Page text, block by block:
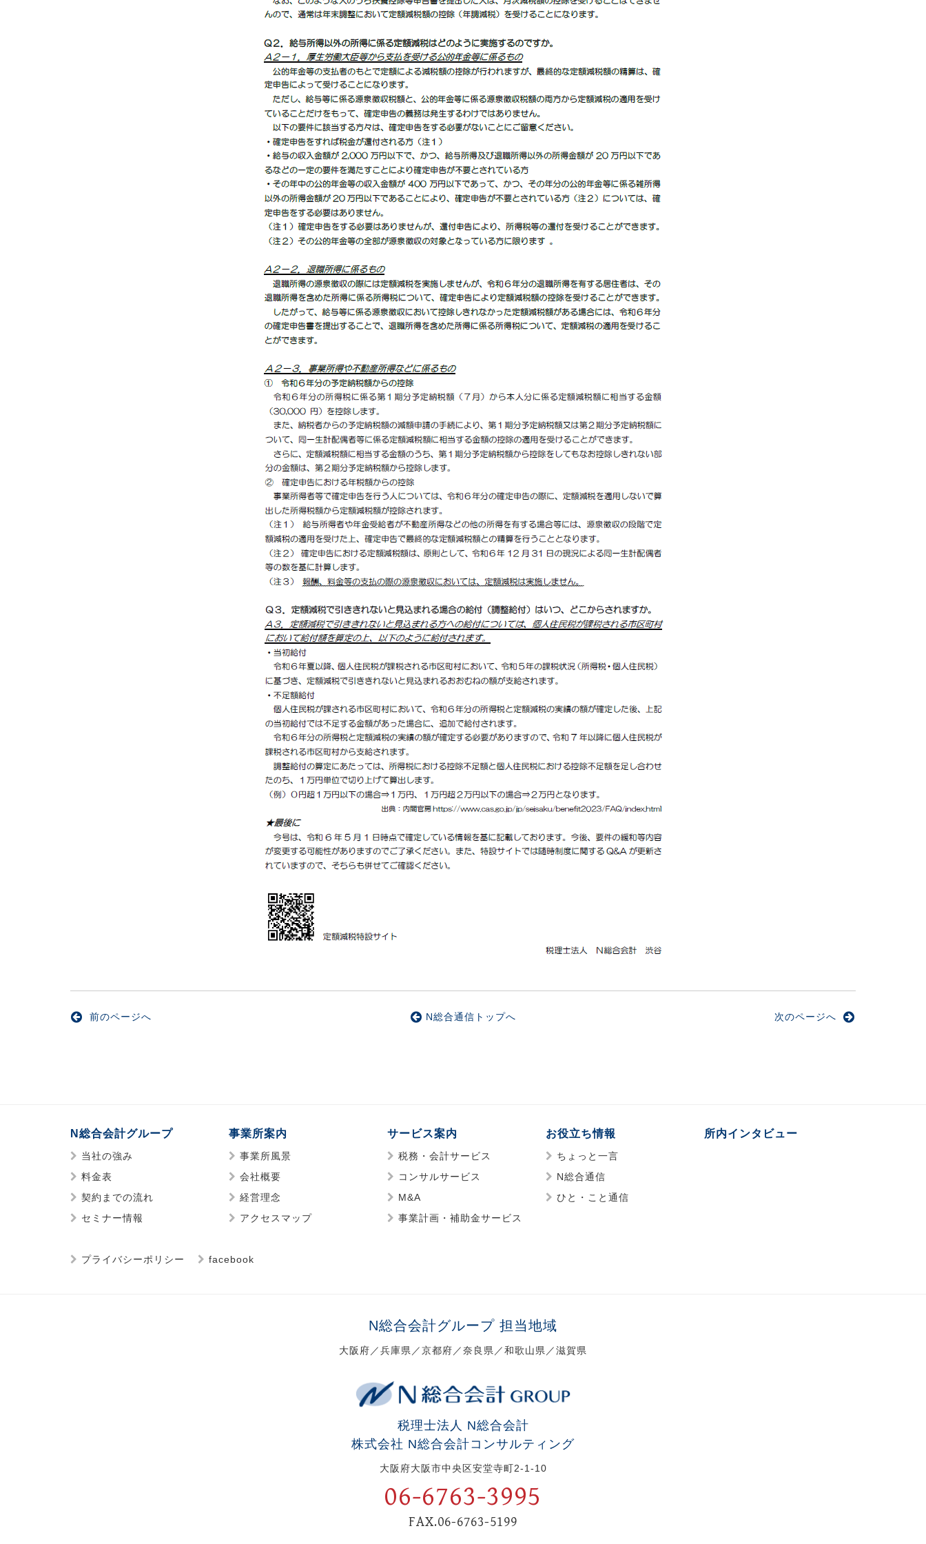
N総合通信トップへ
前のページへ 次のページへ
N総合会計グループ
当社の強み
料金表
契約までの流れ
セミナー情報
事業所案内
事業所風景
会社概要
経営理念
アクセスマップ
サービス案内
税務・会計サービス
コンサルサービス
M&A
事業計画・補助金サービス
お役立ち情報
ちょっと一言
N総合通信
ひと・こと通信
所内インタビュー
プライバシーポリシー facebook
N総合会計グループ 担当地域
大阪府／兵庫県／京都府／奈良県／和歌山県／滋賀県
税理士法人 N総合会計
株式会社 N総合会計コンサルティング
大阪府大阪市中央区安堂寺町2-1-10
06-6763-3995
FAX.06-6763-5199